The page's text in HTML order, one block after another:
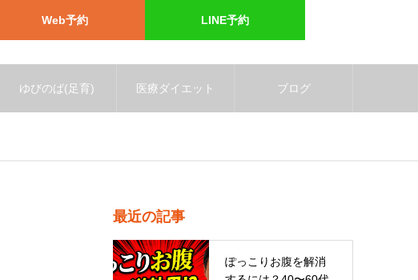
Web予約 LINE予約
ゆびのば(足育) 医療ダイエット ブログ
最近の記事
ぽっこりお腹を解消